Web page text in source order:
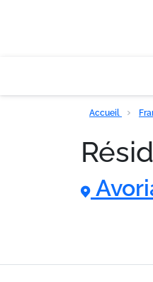
Accueil